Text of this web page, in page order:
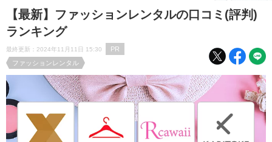
【最新】ファッションレンタルの口コミ(評判)
ランキング
最終更新：2024年11月11日 15:30
PR
ファッションレンタル